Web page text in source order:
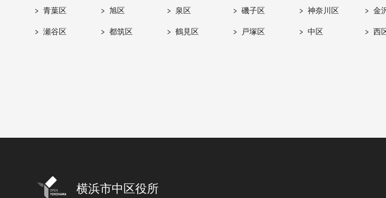
青葉区 旭区 泉区 磯子区 神奈川区 金
瀬谷区 都筑区 鶴見区 戸塚区 中区 西
横浜市中区役所